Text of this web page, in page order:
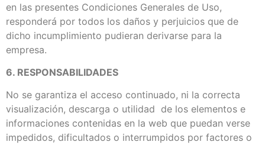
en las presentes Condiciones Generales de Uso,
responderá por todos los daños y perjuicios que de
dicho incumplimiento pudieran derivarse para la
empresa.
6. RESPONSABILIDADES
No se garantiza el acceso continuado, ni la correcta
visualización, descarga o utilidad de los elementos e
informaciones contenidas en la web que puedan verse
impedidos, dificultados o interrumpidos por factores o